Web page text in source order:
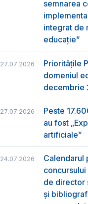
semnarea
integrat de
educație”
27.07.2026
Prioritățile
domeniul
decembrie
27.07.2026
Peste
au fost
artificiale”
24.07.2026
Calendarul
de director
și